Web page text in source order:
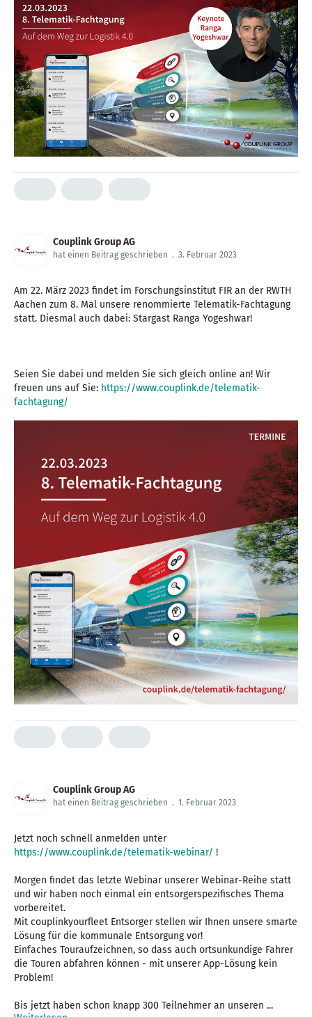
Couplink Group AG
hat einen Beitrag geschrieben . 3. Februar 2023
Am 22. März 2023 findet im Forschungsinstitut FIR an der RWTH
Aachen zum 8. Mal unsere renommierte Telematik-Fachtagung
statt. Diesmal auch dabei: Stargast Ranga Yogeshwar!
Seien Sie dabei und melden Sie sich gleich online an! Wir
freuen uns auf Sie: https://www.couplink.de/telematik-
fachtagung/
Couplink Group AG
hat einen Beitrag geschrieben . 1. Februar 2023
Jetzt noch schnell anmelden unter
https://www.couplink.de/telematik-webinar/ !
Morgen findet das letzte Webinar unserer Webinar-Reihe statt
und wir haben noch einmal ein entsorgerspezifisches Thema
vorbereitet.
Mit couplinkyourfleet Entsorger stellen wir Ihnen unsere smarte
Lösung für die kommunale Entsorgung vor!
Einfaches Touraufzeichnen, so dass auch ortsunkundige Fahrer
die Touren abfahren können - mit unserer App-Lösung kein
Problem!
Bis jetzt haben schon knapp 300 Teilnehmer an unseren ...